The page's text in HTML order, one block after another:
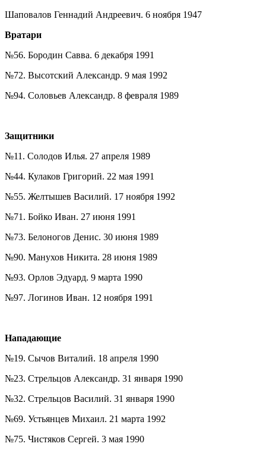
Шаповалов Геннадий Андреевич. 6 ноября 1947
Вратари
№56. Бородин Савва. 6 декабря 1991
№72. Высотский Александр. 9 мая 1992
№94. Соловьев Александр. 8 февраля 1989
Защитники
№11. Солодов Илья. 27 апреля 1989
№44. Кулаков Григорий. 22 мая 1991
№55. Желтышев Василий. 17 ноября 1992
№71. Бойко Иван. 27 июня 1991
№73. Белоногов Денис. 30 июня 1989
№90. Манухов Никита. 28 июня 1989
№93. Орлов Эдуард. 9 марта 1990
№97. Логинов Иван. 12 ноября 1991
Нападающие
№19. Сычов Виталий. 18 апреля 1990
№23. Стрельцов Александр. 31 января 1990
№32. Стрельцов Василий. 31 января 1990
№69. Устьянцев Михаил. 21 марта 1992
№75. Чистяков Сергей. 3 мая 1990